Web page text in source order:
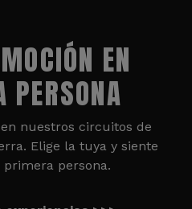
EN
PERSONA
nuestros circuitos de
Elige la tuya y siente
persona.